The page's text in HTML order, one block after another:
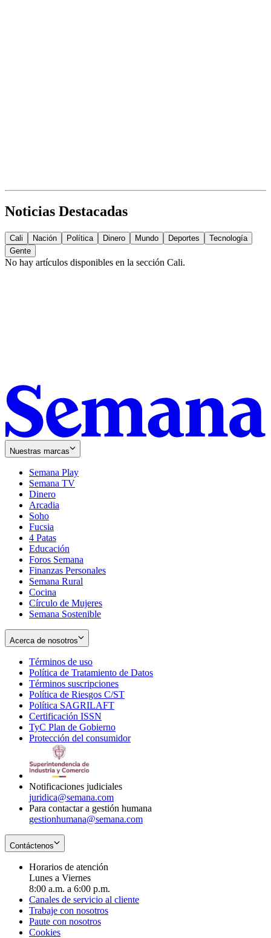
Noticias Destacadas
Cali Nación Política Dinero Mundo Deportes
Tecnología
Gente
No hay artículos disponibles en la sección Cali.
Nuestras marcas
Semana Play
Semana TV
Dinero
Arcadia
Soho
in
new
window
Fucsia
in
new
window
4 Patas
Educación
Foros Semana
Finanzas Personales
Semana Rural
Cocina
Círculo de Mujeres
Semana Sostenible
Acerca de nosotros
Términos de uso
in
new
window
Política de Tratamiento de Datos
Términos suscripciones
in
Política de Riesgos C/ST
Política SAGRILAFT
new
window
Certificación ISSN
in
new
TyC Plan de Gobierno
in
Protección del consumidorOpens
Notificaciones judiciales
juridica@semana.com
Para contactar a gestión humana
gestionhumana@semana.com
Contáctenos
Horarios de atención
Lunes a Viernes
8:00 a.m. a 6:00 p.m.
Canales de servicio al cliente
Trabaje con nosotros
Paute con nosotros
Cookies